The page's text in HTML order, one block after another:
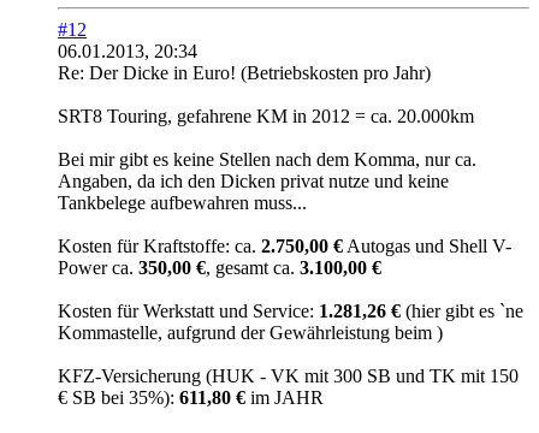
#12
06.01.2013, 20:34
Re: Der Dicke in Euro! (Betriebskosten pro Jahr)
SRT8 Touring, gefahrene KM in 2012 = ca. 20.000km
Bei mir gibt es keine Stellen nach dem Komma, nur ca.
Angaben, da ich den Dicken privat nutze und keine
Tankbelege aufbewahren muss...
Kosten für Kraftstoffe: ca. 2.750,00 € Autogas und Shell V-
Power ca. 350,00 €, gesamt ca. 3.100,00 €
Kosten für Werkstatt und Service: 1.281,26 € (hier gibt es `ne
Kommastelle, aufgrund der Gewährleistung beim )
KFZ-Versicherung (HUK - VK mit 300 SB und TK mit 150
€ SB bei 35%): 611,80 € im JAHR